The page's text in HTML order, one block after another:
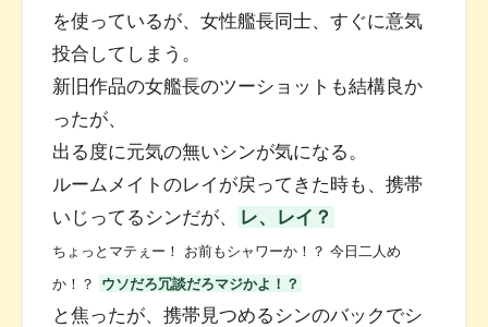
を使っているが、女性艦長同士、すぐに意気
投合してしまう。
新旧作品の女艦長のツーショットも結構良か
ったが、
出る度に元気の無いシンが気になる。
ルームメイトのレイが戻ってきた時も、携帯
いじってるシンだが、
レ、レイ？
ちょっとマテぇー！ お前もシャワーか！？ 今日二人め
か！？
ウソだろ冗談だろマジかよ！？
と焦ったが、携帯見つめるシンのバックでシ